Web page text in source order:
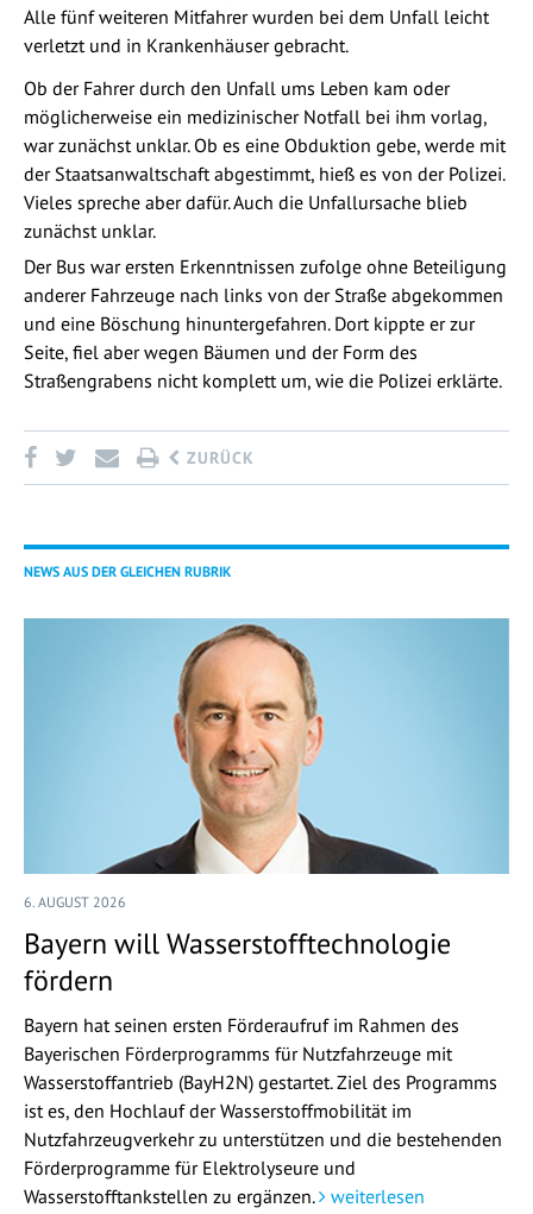
Alle fünf weiteren Mitfahrer wurden bei dem Unfall leicht
verletzt und in Krankenhäuser gebracht.
Ob der Fahrer durch den Unfall ums Leben kam oder
möglicherweise ein medizinischer Notfall bei ihm vorlag,
war zunächst unklar. Ob es eine Obduktion gebe, werde mit
der Staatsanwaltschaft abgestimmt, hieß es von der Polizei.
Vieles spreche aber dafür. Auch die Unfallursache blieb
zunächst unklar.
Der Bus war ersten Erkenntnissen zufolge ohne Beteiligung
anderer Fahrzeuge nach links von der Straße abgekommen
und eine Böschung hinuntergefahren. Dort kippte er zur
Seite, fiel aber wegen Bäumen und der Form des
Straßengrabens nicht komplett um, wie die Polizei erklärte.
ZURÜCK
NEWS AUS DER GLEICHEN RUBRIK
6. AUGUST 2026
Bayern will Wasserstofftechnologie
fördern
Bayern hat seinen ersten Förderaufruf im Rahmen des
Bayerischen Förderprogramms für Nutzfahrzeuge mit
Wasserstoffantrieb (BayH2N) gestartet. Ziel des Programms
ist es, den Hochlauf der Wasserstoffmobilität im
Nutzfahrzeugverkehr zu unterstützen und die bestehenden
Förderprogramme für Elektrolyseure und
Wasserstofftankstellen zu ergänzen.
weiterlesen